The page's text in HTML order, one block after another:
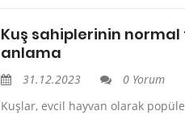
Kuş sahiplerinin normal
anlama
31.12.2023
0 Yorum
Kuşlar, evcil hayvan olarak